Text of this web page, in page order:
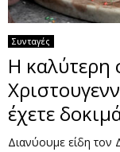
Συνταγές
Η καλύτερη
έχετε
Διανύουμε είδη τον